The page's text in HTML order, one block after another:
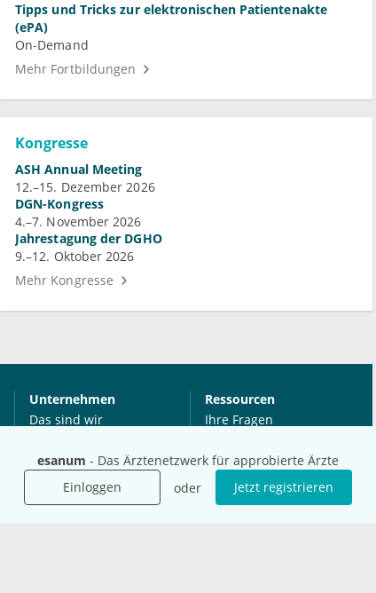
esanum - Das Ärztenetzwerk für approbierte Ärzte
Einloggen
oder Jetzt registrieren
Tipps und Tricks zur elektronischen Patientenakte
(ePA)
On-Demand
Mehr Fortbildungen
Kongresse
ASH Annual Meeting
12.–15. Dezember 2026
DGN-Kongress
4.–7. November 2026
Jahrestagung der DGHO
9.–12. Oktober 2026
Mehr Kongresse
Unternehmen
Das sind wir
Für Agenturen
Mediadaten
Presse
Ressourcen
Ihre Fragen